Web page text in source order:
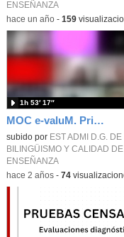
ENSEÑANZA
-hace un año- 159
MOC e-valuM. Primera sesión. Campus Innovación 2024
subido por EST ADMI D.G. DE
BILINGÜISMO Y CALIDAD
ENSEÑANZA
1h 53′ 17″
-hace 2 años- 74